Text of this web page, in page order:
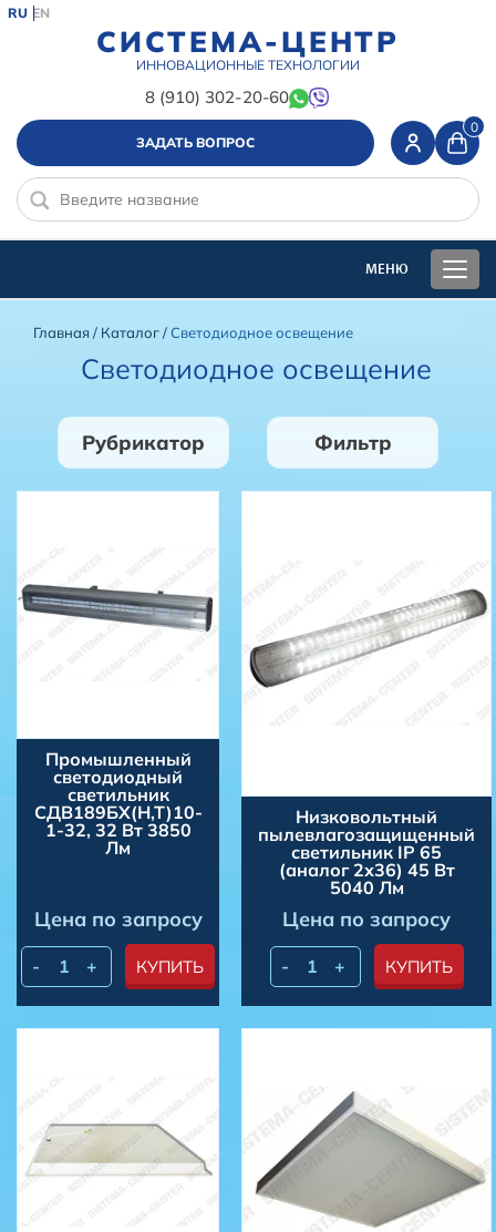
СИСТЕМА-ЦЕНТР
ИННОВАЦИОННЫЕ ТЕХНОЛОГИИ
8 (910) 302-20-60
RU EN
ЗАДАТЬ ВОПРОС
0
Главная / Каталог/Светодиодное освещение
Светодиодное освещение
Рубрикатор Фильтр
Промышленный
светодиодный
светильник
СДВ189БХ(Н,Т)10-
1-32, 32 Вт 3850
Лм
Цена по запросу
- + КУПИТЬ
Низковольтный
пылевлагозащищенный
светильник IP 65
(аналог 2х36) 45 Вт
5040 Лм
Цена по запросу
- + КУПИТЬ